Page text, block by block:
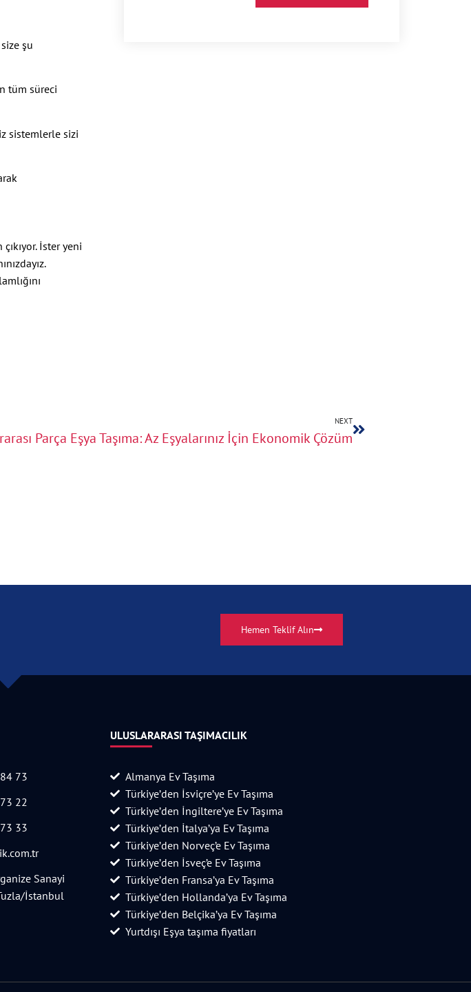
şu
tüm süreci
sistemlerle sizi
İster yeni
NEXT
Parça Eşya Taşıma: Az Eşyalarınız İçin Ekonomik Çözüm
Hemen Teklif Alın
73
22
33
Sanayi
İstanbul
ULUSLARARASI TAŞIMACILIK
Almanya Ev Taşıma
Türkiye’den İsviçre’ye Ev Taşıma
Türkiye’den İngiltere’ye Ev Taşıma
Türkiye’den İtalya’ya Ev Taşıma
Türkiye’den Norveç’e Ev Taşıma
Türkiye’den İsveç’e Ev Taşıma
Türkiye’den Fransa’ya Ev Taşıma
Türkiye’den Hollanda’ya Ev Taşıma
Türkiye’den Belçika’ya Ev Taşıma
Yurtdışı Eşya taşıma fiyatları